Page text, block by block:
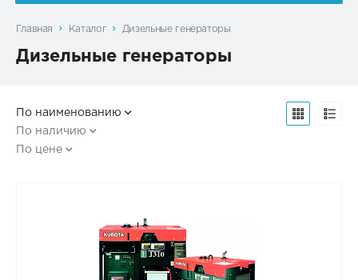
Главная Каталог Дизельные генераторы
Дизельные генераторы
По наименованию
По наличию
По цене